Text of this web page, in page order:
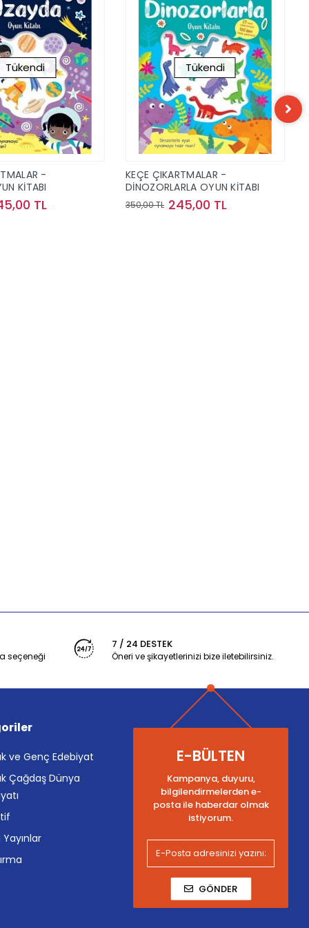
Tükendi
-
KİTABI
TL
Tükendi
KEÇE ÇIKARTMALAR -
DİNOZORLARLA OYUN KİTABI
350,00 TL 245,00 TL
seçeneği
7 / 24 DESTEK
Öneri ve şikayetlerinizi bize iletebilirsiniz.
ve Genç Edebiyat
Çağdaş Dünya
Yayınlar
E-BÜLTEN
Kampanya, duyuru,
bilgilendirmelerden e-
posta ile haberdar olmak
istiyorum.
GÖNDER